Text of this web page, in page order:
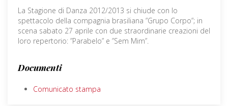
La Stagione di Danza 2012/2013 si chiude con lo
spettacolo della compagnia brasiliana ”Grupo Corpo”; in
scena sabato 27 aprile con due straordinarie creazioni del
loro repertorio: ”Parabelo” e ”Sem Mim”.
Documenti
Comunicato stampa